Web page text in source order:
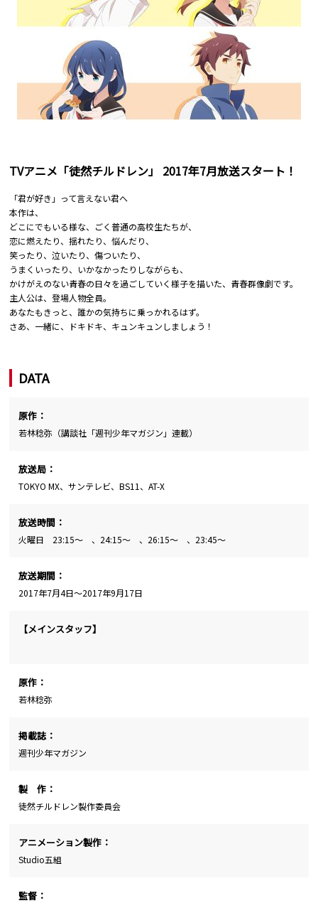
TVアニメ「徒然チルドレン」 2017年7月放送スタート！
「君が好き」って言えない君へ
本作は、
どこにでもいる様な、ごく普通の高校生たちが、
恋に燃えたり、揺れたり、悩んだり、
笑ったり、泣いたり、傷ついたり、
うまくいったり、いかなかったりしながらも、
かけがえのない青春の日々を過ごしていく様子を描いた、青春群像劇です。
主人公は、登場人物全員。
あなたもきっと、誰かの気持ちに乗っかれるはず。
さあ、一緒に、ドキドキ、キュンキュンしましょう！
DATA
原作：
若林稔弥（講談社「週刊少年マガジン」連載）
放送局：
TOKYO MX、サンテレビ、BS11、AT-X
放送時間：
火曜日 23:15～ 、24:15～ 、26:15～ 、23:45～
放送期間：
2017年7月4日～2017年9月17日
【メインスタッフ】
原作：
若林稔弥
掲載誌：
週刊少年マガジン
製 作：
徒然チルドレン製作委員会
アニメーション製作：
Studio五組
監督：